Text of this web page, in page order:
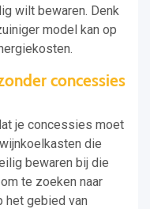
wilt bewaren. Denk
model kan op
concessies
je concessies moet
die
bewaren bij die
te zoeken naar
het gebied van